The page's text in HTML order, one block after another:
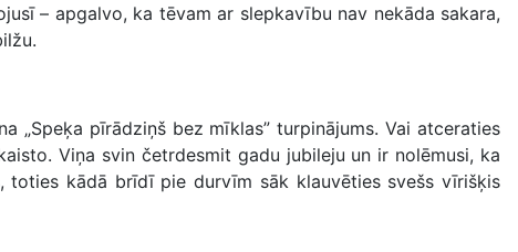
– apgalvo, ka tēvam ar slepkavību nav nekāda sakara,
„Speķa pīrādziņš bez mīklas” turpinājums. Vai atceraties
Viņa svin četrdesmit gadu jubileju un ir nolēmusi, ka
toties kādā brīdī pie durvīm sāk klauvēties svešs vīrišķis